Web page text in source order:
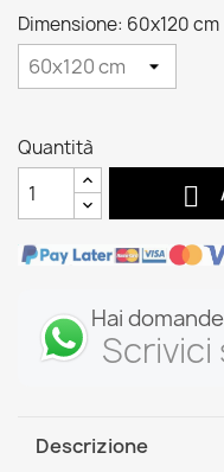
Dimensione: 60x120 cm
Quantità

Hai
Scrivici
Descrizione